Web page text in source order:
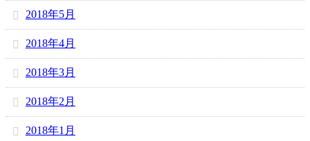
2018年5月
2018年4月
2018年3月
2018年2月
2018年1月